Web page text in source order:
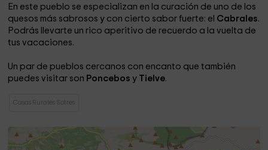
En este pueblo se especializan en la curación de uno de los
quesos más sabrosos y con cierto sabor fuerte: el Cabrales.
Podrás llevarte un rico aperitivo de recuerdo a la vuelta de
tus vacaciones.
Un par de pueblos cercanos con encanto que también
puedes visitar son Poncebos y Tielve.
Casas Rurales Sotres